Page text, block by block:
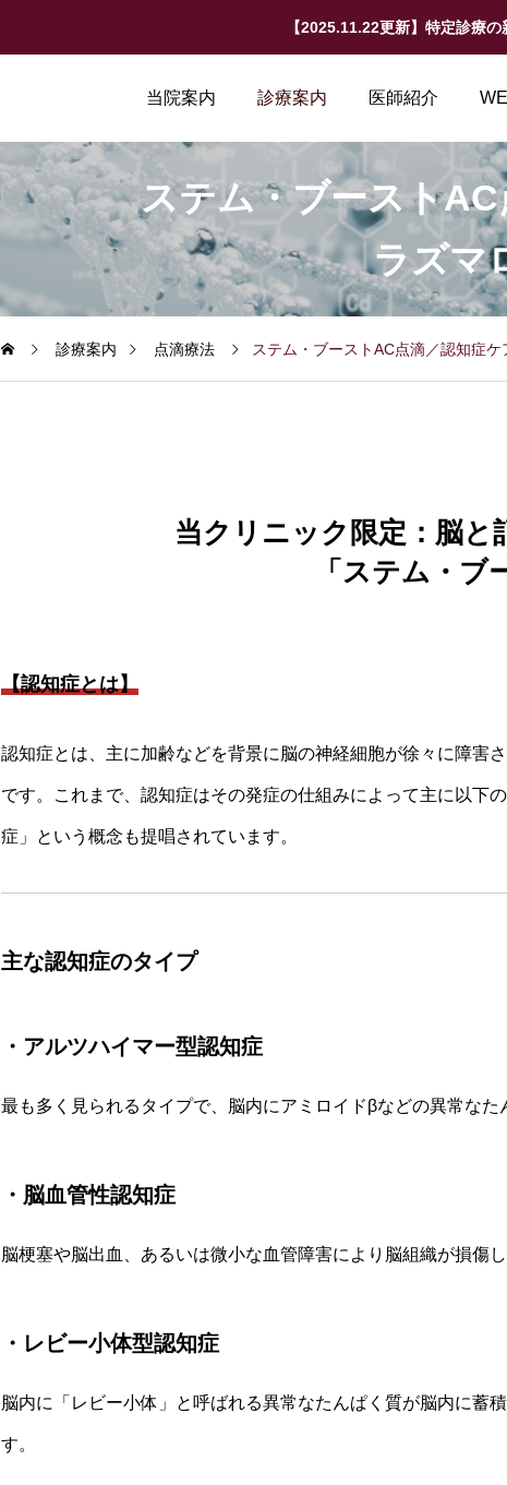
【2025.11.22更新】特定診療
当院案内 診療案内 医師紹介
ステム・ブースト
ラズマ
診療案内 点滴療法 ステム・ブーストAC点滴／認知症
当クリニック限定：脳
「ステム・ブ
【認知症とは】
認知症とは、主に加齢などを背景に脳の神経細胞が徐々に障害
です。これまで、認知症はその発症の仕組みによって主に以下
症」という概念も提唱されています。
主な認知症のタイプ
・アルツハイマー型認知症
最も多く見られるタイプで、脳内にアミロイドβなどの異常な
・脳血管性認知症
脳梗塞や脳出血、あるいは微小な血管障害により脳組織が損傷
・レビー小体型認知症
脳内に「レビー小体」と呼ばれる異常なたんぱく質が脳内に蓄
す。